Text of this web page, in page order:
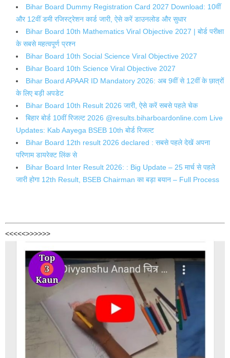
Bihar Board Dummy Registration Card 2027 Download: 10वीं
और 12वीं डमी रजिस्ट्रेशन कार्ड जारी, ऐसे करें डाउनलोड और सुधार
Bihar Board 10th Mathematics Viral Objective 2027 | बोर्ड परीक्षा
के सबसे महत्वपूर्ण प्रश्न
Bihar Board 10th Social Science Viral Objective 2027
Bihar Board 10th Science Viral Objective 2027
Bihar Board APAAR ID Mandatory 2026: अब 9वीं से 12वीं के छात्रों
के लिए बड़ी अपडेट
Bihar Board 10th Result 2026 जारी, ऐसे करें सबसे पहले चेक
बिहार बोर्ड 10वीं रिजल्ट 2026 @results.biharboardonline.com Live
Updates: Kab Aayega BSEB 10th बोर्ड रिजल्ट
Bihar Board 12th result 2026 declared : सबसे पहले देखें अपना
परिणाम डायरेक्ट लिंक से
Bihar Board Inter Result 2026: : Big Update – 25 मार्च से पहले
जारी होगा 12th Result, BSEB Chairman का बड़ा बयान – Full Process
<<<<<>>>>>>